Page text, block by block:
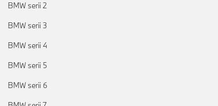
BMW serii 2
BMW serii 3
BMW serii 4
BMW serii 5
BMW serii 6